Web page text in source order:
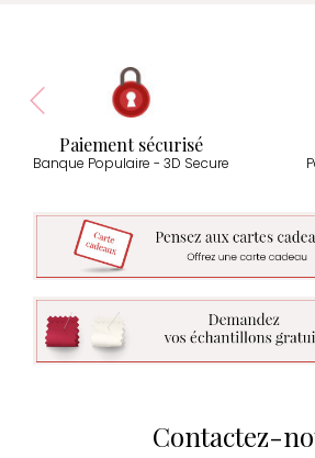
Paiement sécurisé
Banque Populaire - 3D Secure
Contactez-